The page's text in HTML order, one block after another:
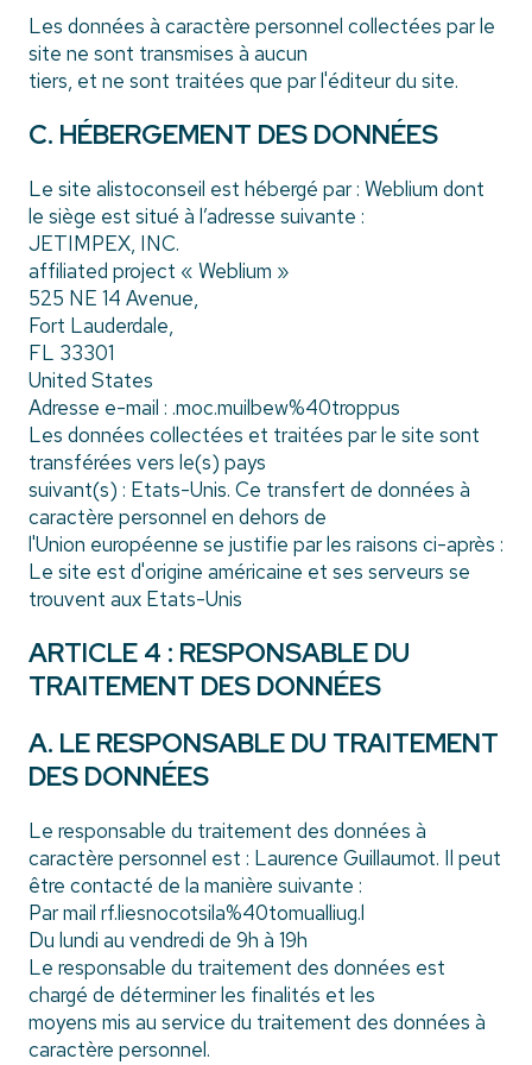
Les données à caractère personnel collectées par le
site ne sont transmises à aucun
tiers, et ne sont traitées que par l'éditeur du site.
C. HÉBERGEMENT DES DONNÉES
Le site alistoconseil est hébergé par : Weblium dont
le siège est situé à l’adresse suivante :
JETIMPEX, INC.
affiliated project « Weblium »
525 NE 14 Avenue,
Fort Lauderdale,
FL 33301
United States
Adresse e-mail : .moc.muilbew%40troppus
Les données collectées et traitées par le site sont
transférées vers le(s) pays
suivant(s) : Etats-Unis. Ce transfert de données à
caractère personnel en dehors de
l'Union européenne se justifie par les raisons ci-après :
Le site est d'origine américaine et ses serveurs se
trouvent aux Etats-Unis
ARTICLE 4 : RESPONSABLE DU
TRAITEMENT DES DONNÉES
A. LE RESPONSABLE DU TRAITEMENT
DES DONNÉES
Le responsable du traitement des données à
caractère personnel est : Laurence Guillaumot. Il peut
être contacté de la manière suivante :
Par mail rf.liesnocotsila%40tomualliug.l
Du lundi au vendredi de 9h à 19h
Le responsable du traitement des données est
chargé de déterminer les finalités et les
moyens mis au service du traitement des données à
caractère personnel.